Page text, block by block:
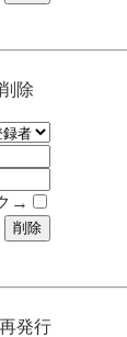
除
→
発行